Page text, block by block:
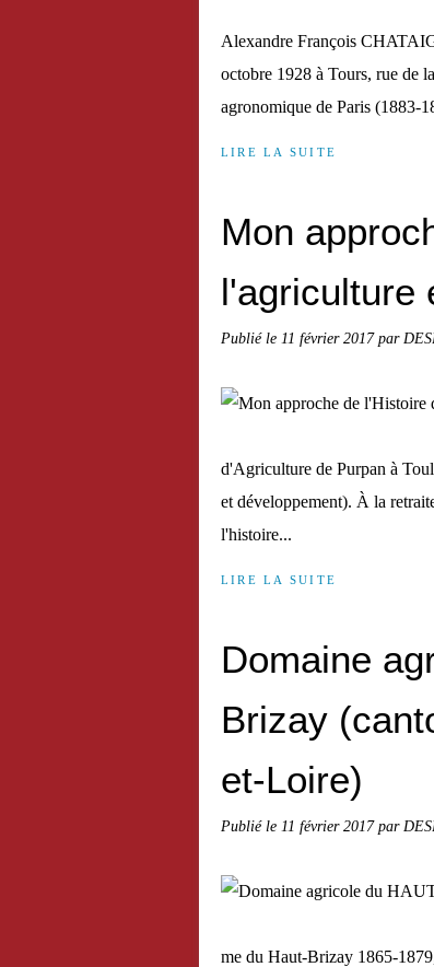
Alexandre François
octobre 1928 à Tours, rue de
agronomique de Paris (1883-
LIRE LA SUITE
Mon
l'agriculture
Publié le 11 février 2017par
d'Agriculture de Purpan à
et développement). À la
l'histoire...
LIRE LA SUITE
Domaine
Brizay
et-Loire)
Publié le 11 février 2017par
me du Haut-Brizay 1865-